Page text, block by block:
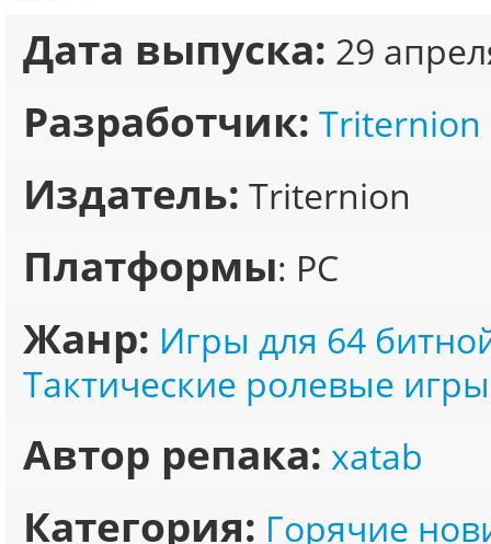
Дата выпуска: 29
Разработчик: Triternion
Издатель: Triternion
Платформы: PC
Жанр: Игры для 64
Тактические ролевые игры
Автор репака: xatab
Категория: Горячие